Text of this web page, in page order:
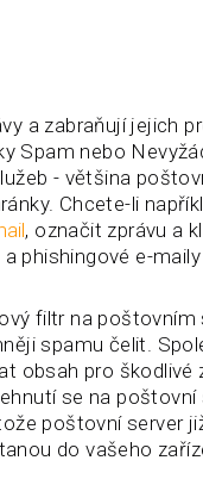
a zabraňují jejich
Spam nebo
- většina
Chcete-li
, označit zprávu a
phishingové e-
filtr na
spamu čelit.
obsah pro škodlivé
se na poštovní
poštovní server
do vašeho